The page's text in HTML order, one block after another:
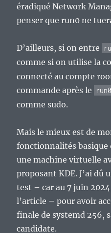
éradiqué Network
penser que run0 ne
D’ailleurs, si on entre
comme si on utilise la
connecté au compte
commande après le
run0
comme sudo.
Mais le mieux est de
fonctionnalités basique
une machine virtuelle
proposant KDE. J’ai dû
test – car au 7 juin
l’article – pour avoir
finale de systemd 256,
candidate.